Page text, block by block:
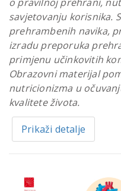
savjetovanju korisnika.
prehrambenih navika,
izradu preporuka
primjenu učinkovitih
Obrazovni materijal
nutricionizma u
kvalitete života.
Prikaži detalje